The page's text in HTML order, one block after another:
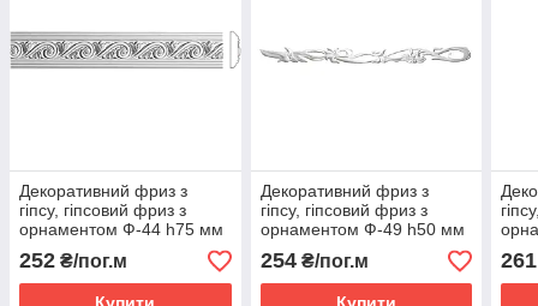
Декоративний фриз з
гіпсу, гіпсовий фриз з
орнаментом Ф-44 h75 мм
252 ₴/пог.м
Декоративний фриз з
гіпсу, гіпсовий фриз з
орнаментом Ф-49 h50 мм
254₴/пог.м 261